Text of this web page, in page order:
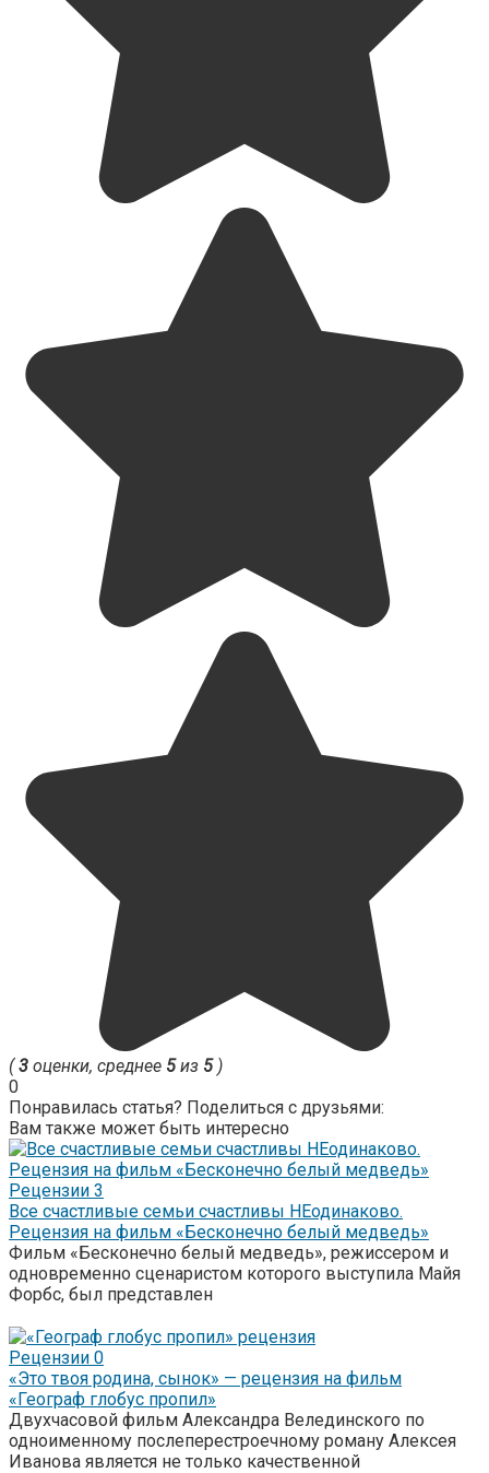
(3 оценки, среднее 5из 5)
0
Понравилась статья? Поделиться с друзьями:
Вам также может быть интересно
Рецензии 3
Все счастливые семьи счастливы НЕодинаково.
Рецензия на фильм «Бесконечно белый медведь»
Фильм «Бесконечно белый медведь», режиссером и
одновременно сценаристом которого выступила Майя
Форбс, был представлен
Рецензии 0
«Это твоя родина, сынок» — рецензия на фильм
«Географ глобус пропил»
Двухчасовой фильм Александра Велединского по
одноименному послеперестроечному роману Алексея
Иванова является не только качественной